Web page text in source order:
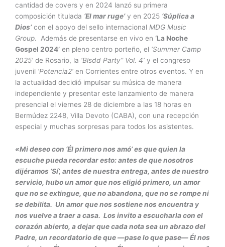
cantidad de covers y en 2024 lanzó su primera
composición titulada ‘El mar ruge’y en 2025 ‘Súplica a
Dios’con el apoyo del sello internacional MDG Music
Group. Además de presentarse en vivo en ‘La Noche
Gospel 2024’ en pleno centro porteño, el ‘Summer Camp
2025’ de Rosario, la ‘Blsdd Party” Vol. 4’ y el congreso
juvenil ‘Potencia2’ en Corrientes entre otros eventos. Y en
la actualidad decidió impulsar su música de manera
independiente y presentar este lanzamiento de manera
presencial el viernes 28 de diciembre a las 18 horas en
Bermúdez 2248, Villa Devoto (CABA), con una recepción
especial y muchas sorpresas para todos los asistentes.
«Mi deseo con ‘Él primero nos amó’ es que quien la
escuche pueda recordar esto: antes de que nosotros
dijéramos ‘Sí’, antes de nuestra entrega, antes de nuestro
servicio, hubo un amor que nos eligió primero, un amor
que no se extingue, que no abandona, que no se rompe ni
se debilita. Un amor que nos sostiene nos encuentra y
nos vuelve a traer a casa. Los invito a escucharla con el
corazón abierto, a dejar que cada nota sea un abrazo del
Padre, un recordatorio de que —pase lo que pase— Él nos